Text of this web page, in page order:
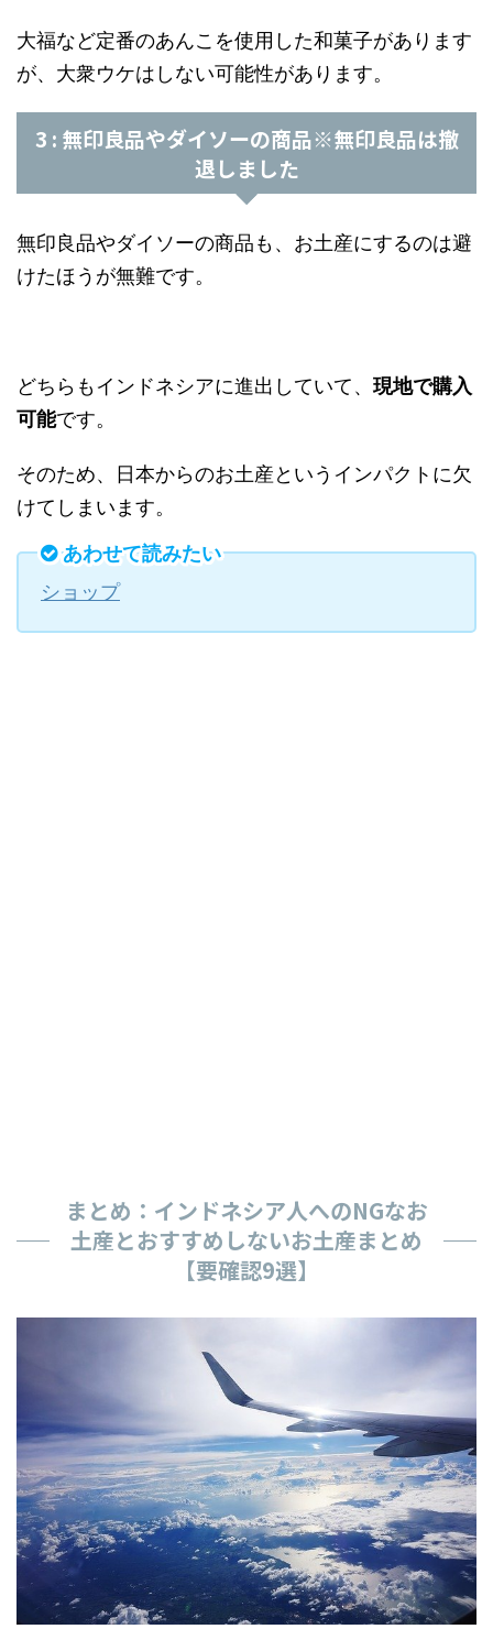
大福など定番のあんこを使用した和菓子があります
が、大衆ウケはしない可能性があります。
3 : 無印良品やダイソーの商品※無印良品は撤
退しました
無印良品やダイソーの商品も、お土産にするのは避
けたほうが無難です。
どちらもインドネシアに進出していて、 現地で購入
可能です。
そのため、日本からのお土産というインパクトに欠
けてしまいます。
あわせて読みたい
ショップ
まとめ：インドネシア人へのNGなお
土産とおすすめしないお土産まとめ
【要確認9選】